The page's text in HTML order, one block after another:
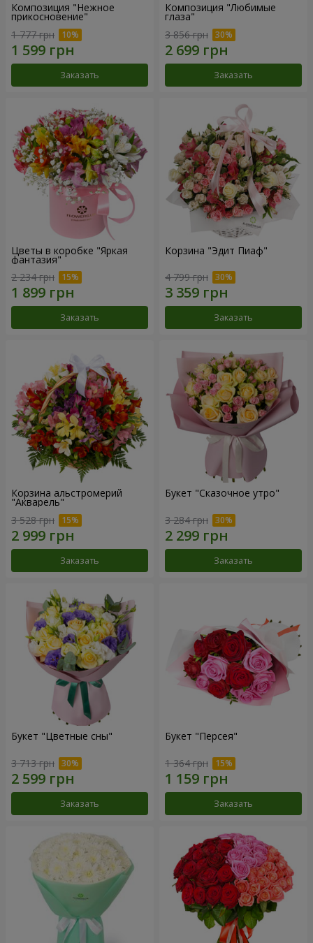
Композиция "Нежное
прикосновение"
1 777 грн
Заказать
Композиция "Любимые
глаза"
3 856 грн
Заказать
Цветы в коробке "Яркая
фантазия"
2 234 грн
Заказать
Корзина "Эдит Пиаф"
4 799 грн
Заказать
Корзина альстромерий
"Акварель"
3 528 грн
Заказать
Букет "Сказочное утро"
3 284 грн
Заказать
Букет "Цветные сны"
3 713 грн
Заказать
Букет "Персея"
1 364 грн
Заказать